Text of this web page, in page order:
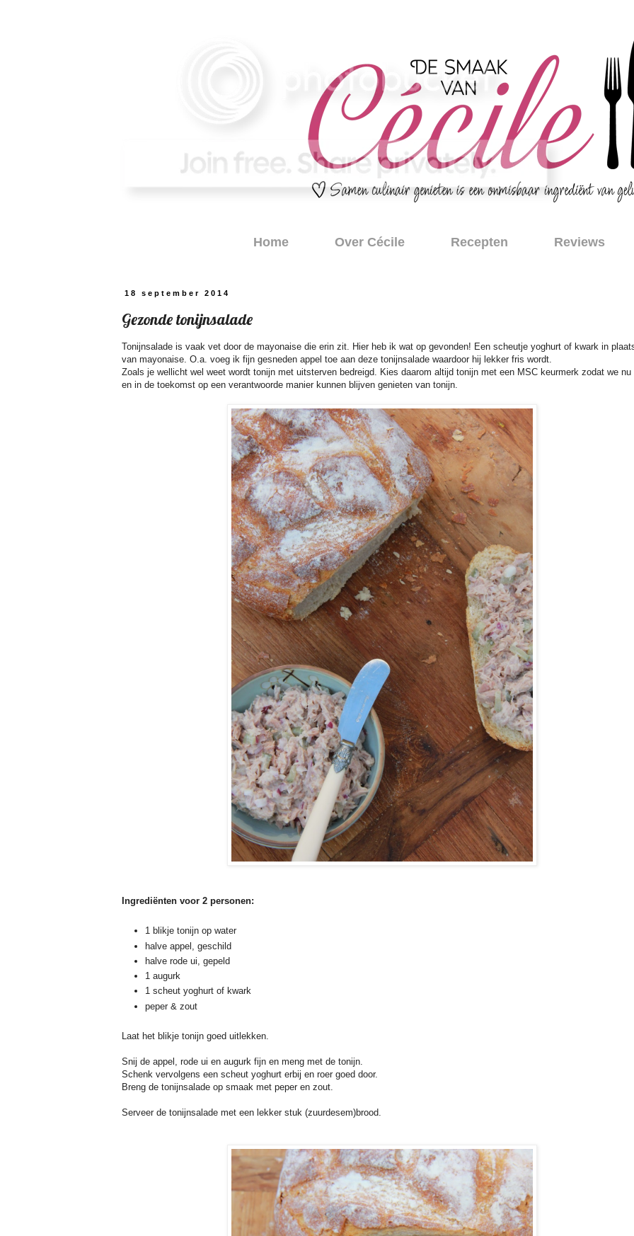
Home Over Cécile Recepten Reviews
18 september 2014
Gezonde tonijnsalade
Tonijnsalade is vaak vet door de mayonaise die erin zit. Hier heb ik wat op gevonden! Een scheutje yoghurt of kwark in
van mayonaise. O.a. voeg ik fijn gesneden appel toe aan deze tonijnsalade waardoor hij lekker fris wordt.
Zoals je wellicht wel weet wordt tonijn met uitsterven bedreigd. Kies daarom altijd tonijn met een MSC keurmerk zodat we nu
en in de toekomst op een verantwoorde manier kunnen blijven genieten van tonijn.
Ingrediënten voor 2 personen:
1 blikje tonijn op water
halve appel, geschild
halve rode ui, gepeld
1 augurk
1 scheut yoghurt of kwark
peper & zout
Laat het blikje tonijn goed uitlekken.
Snij de appel, rode ui en augurk fijn en meng met de tonijn.
Schenk vervolgens een scheut yoghurt erbij en roer goed door.
Breng de tonijnsalade op smaak met peper en zout.
Serveer de tonijnsalade met een lekker stuk (zuurdesem)brood.